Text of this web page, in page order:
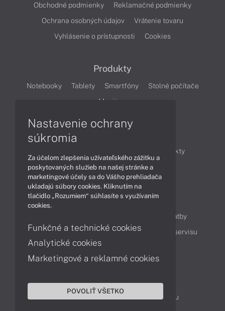
Obchodné podmienky
Reklamačné podmienky
Ochrana osobných údajov
Vrátenie tovaru
Vyhlásenie o prístupnosti
Cookies
Produkty
Notebooky Tablety Smartfóny
Stolné počítače
Monitory
Produkty
Technológie
Videá
Obsah
Možnosti doručenia a platby
Podpora a servis
Servisné služby Cenník servisu
Kontakty
043 4224 771
Obchodné oddelenie
Reklamácia tovaru
Nastavenie ochrany
súkromia
Za účelom zlepšenia užívateľského zážitku a
poskytovaných služieb na našej stránke a
marketingové účely sa do Vášho prehliadača
ukladajú súbory cookies. Kliknutím na
tlačidlo „Rozumiem“ súhlasíte s využívaním
cookies.
Funkčné a technické cookies
Analytické cookies
Marketingové a reklamné cookies
POVOLIŤ VŠETKO